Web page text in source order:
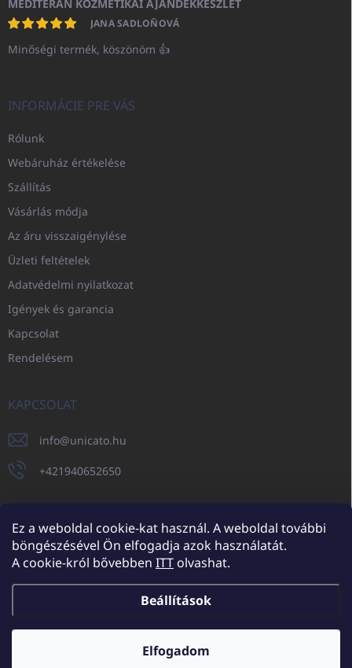
Ez a weboldal cookie-kat használ. A weboldal további
böngészésével Ön elfogadja azok használatát.
A cookie-król bővebben ITTolvashat.
Beállítások
Elfogadom
MEDITERAN KOZMETIKAI AJÁNDÉKKÉSZLET
JANA SADLOŇOVÁ
Minőségi termék, köszönöm 👍
INFORMÁCIE PRE VÁS
Rólunk
Webáruház értékelése
Szállítás
Vásárlás módja
Az áru visszaigénylése
Üzleti feltételek
Adatvédelmi nyilatkozat
Igények és garancia
Kapcsolat
Rendelésem
KAPCSOLAT
info@unicato.hu
+421940652650
UNICATO.sk UNICATOshop.cz UNICATO.at UNICATO.hu
UNICATOshop.pl UNICATOshop.de
Copyright 2026UNICATO.hu. Minden jog fenntartva.Süti beállítások
szerkesztése
További kedvezmények nagykereskedelmi partnereinknek (minimum